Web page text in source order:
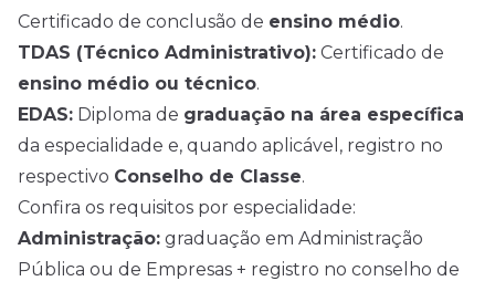
Certificado de conclusão de ensino médio.
TDAS (Técnico Administrativo): Certificado de
ensino médio ou técnico.
EDAS: Diploma de graduação na área específica
da especialidade e, quando aplicável, registro no
respectivo Conselho de Classe.
Confira os requisitos por especialidade:
Administração: graduação em Administração
Pública ou de Empresas + registro no conselho de